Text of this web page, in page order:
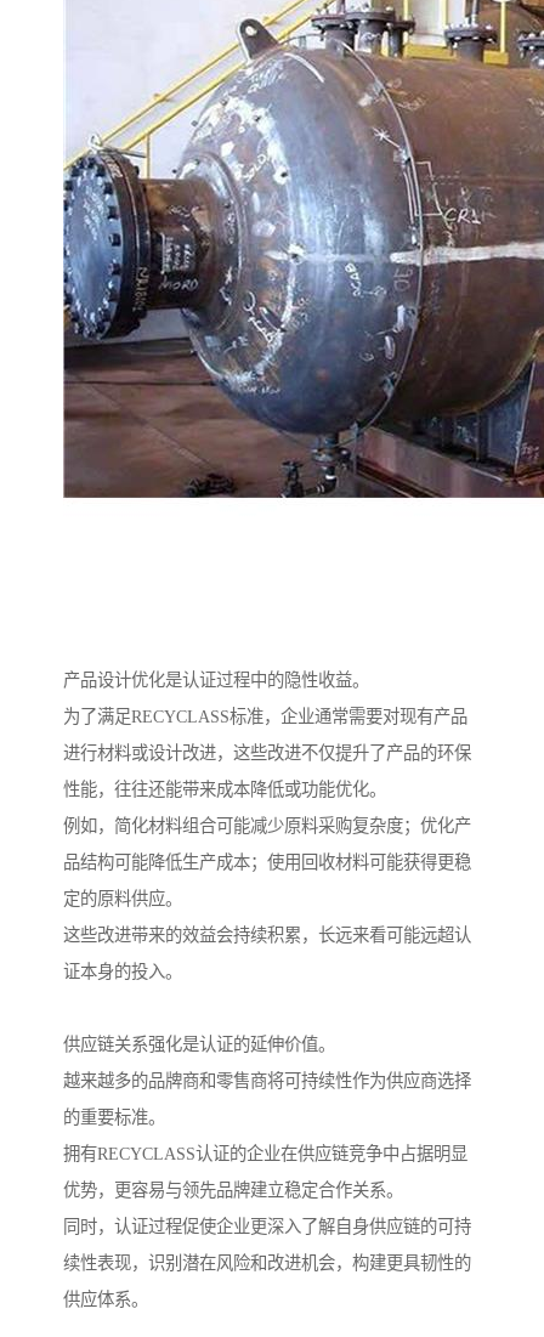
产品设计优化是认证过程中的隐性收益。
为了满足RECYCLASS标准，企业通常需要对现有产品
进行材料或设计改进，这些改进不仅提升了产品的环保
性能，往往还能带来成本降低或功能优化。
例如，简化材料组合可能减少原料采购复杂度；优化产
品结构可能降低生产成本；使用回收材料可能获得更稳
定的原料供应。
这些改进带来的效益会持续积累，长远来看可能远超认
证本身的投入。
供应链关系强化是认证的延伸价值。
越来越多的品牌商和零售商将可持续性作为供应商选择
的重要标准。
拥有RECYCLASS认证的企业在供应链竞争中占据明显
优势，更容易与领先品牌建立稳定合作关系。
同时，认证过程促使企业更深入了解自身供应链的可持
续性表现，识别潜在风险和改进机会，构建更具韧性的
供应体系。